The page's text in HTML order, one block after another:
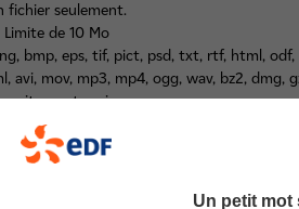
fichier seulement.
Limite de 10 Mo
bmp, eps, tif, pict, psd, txt, rtf, html, odf,
avi, mov, mp3, mp4, ogg, wav, bz2, dmg,
sit, svg, tar, zip.
Un petit mot